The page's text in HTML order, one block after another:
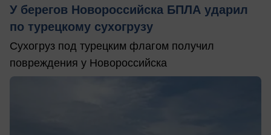
У берегов Новороссийска БПЛА ударил
по турецкому сухогрузу
Сухогруз под турецким флагом получил
повреждения у Новороссийска